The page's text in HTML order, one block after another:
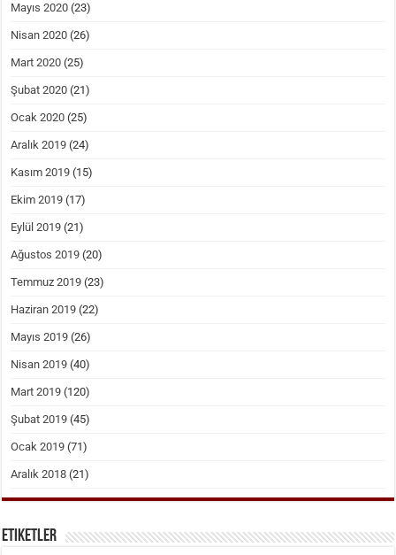
Mayıs 2020 (23)
Nisan 2020 (26)
Mart 2020 (25)
Şubat 2020 (21)
Ocak 2020 (25)
Aralık 2019 (24)
Kasım 2019 (15)
Ekim 2019 (17)
Eylül 2019 (21)
Ağustos 2019 (20)
Temmuz 2019 (23)
Haziran 2019 (22)
Mayıs 2019 (26)
Nisan 2019 (40)
Mart 2019 (120)
Şubat 2019 (45)
Ocak 2019 (71)
Aralık 2018 (21)
Etiketler